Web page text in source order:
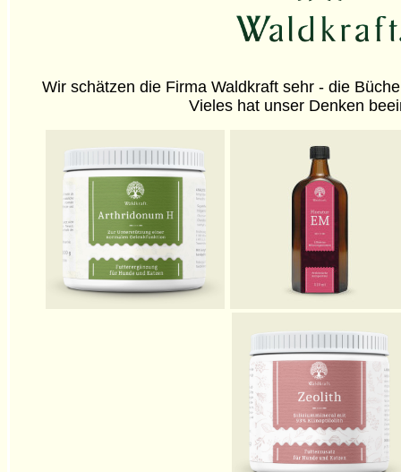
Wir schätzen die Firma Waldkraft sehr - die
Vieles hat unser Denken